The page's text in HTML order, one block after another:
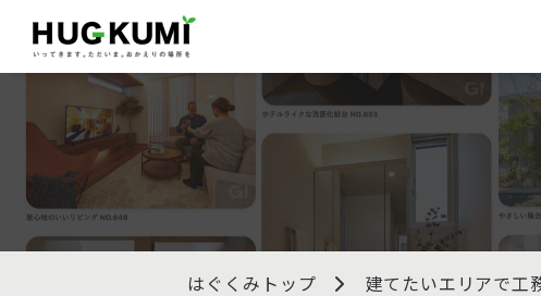
はぐくみトップ 建てたいエリアで工